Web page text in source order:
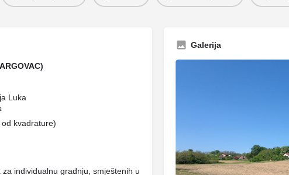
Luka
kvadrature)
individualnu gradnju, smještenih u
Galerija